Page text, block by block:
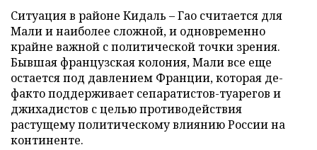
Ситуация в районе Кидаль – Гао считается для
Мали и наиболее сложной, и одновременно
крайне важной с политической точки зрения.
Бывшая французская колония, Мали все еще
остается под давлением Франции, которая де-
факто поддерживает сепаратистов-туарегов и
джихадистов с целью противодействия
растущему политическому влиянию России на
континенте.